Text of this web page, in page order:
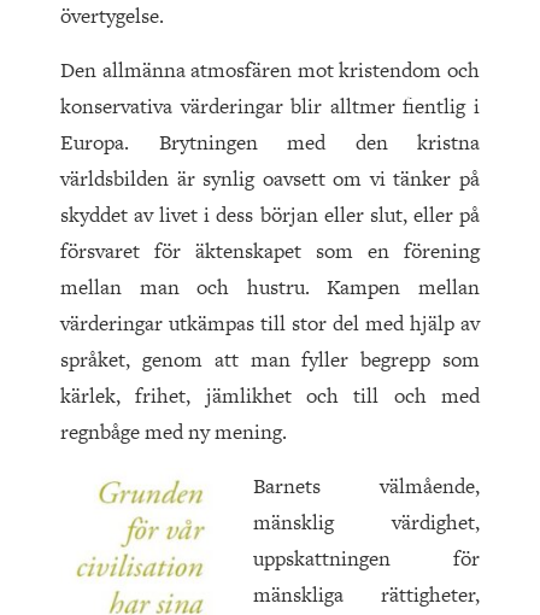
övertygelse.
Den allmänna atmosfären mot kristendom och
konservativa värderingar blir alltmer fientlig i
Europa. Brytningen med den kristna
världsbilden är synlig oavsett om vi tänker på
skyddet av livet i dess början eller slut, eller på
försvaret för äktenskapet som en förening
mellan man och hustru. Kampen mellan
värderingar utkämpas till stor del med hjälp av
språket, genom att man fyller begrepp som
kärlek, frihet, jämlikhet och till och med
regnbåge med ny mening.
Barnets välmående,
mänsklig värdighet,
uppskattningen för
mänskliga rättigheter,